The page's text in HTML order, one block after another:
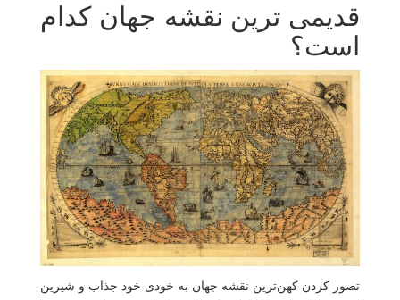
قدیمی ترین نقشه جهان کدام
است؟
تصور کردن کهن‌ترین نقشه جهان به خودی خود جذاب و شیرین